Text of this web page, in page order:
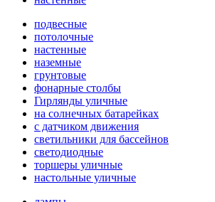
подвесные
потолочные
настенные
наземные
грунтовые
фонарные столбы
Гирлянды уличные
на солнечных батарейках
с датчиком движения
светильники для бассейнов
светодиодные
торшеры уличные
настольные уличные